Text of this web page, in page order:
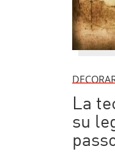
La
su